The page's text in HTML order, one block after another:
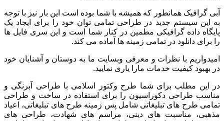
آبی گرافیک همانطور که همیشه با شما بوده است این بار نیز با توجه
به این سیستم جدید در طراحی تمامی توان خود را برای ایجاد یک
پایگاه داده گرافیکی مطمین در کنار شما است و این سری فایل ها
را برای دانلود در تمامی زمینه ها آماده می کند.
امیدواریم با نظرات و معرفی وبسایت ما به دوستان و آشنایان خود
در بهبود کیفیت خدمات مارا یاری نمایید.
در این مطلب برای شما طرح وکتور اسلامی با طراحی آبرنگی و
مناسب طراحی دکوراسیون را برای استفاده در ساخت و طراحی
تمامی طرح های تبلیغاتی شامل پس زمینه طرح های تبلیغاتی، اعیاد
مذهبی، مناسبت های دینی، مراسم های شهادت، طراحی های